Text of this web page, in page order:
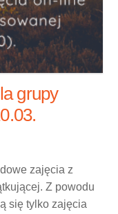
grupy
zajęcia z
Z powodu
się tylko zajęcia